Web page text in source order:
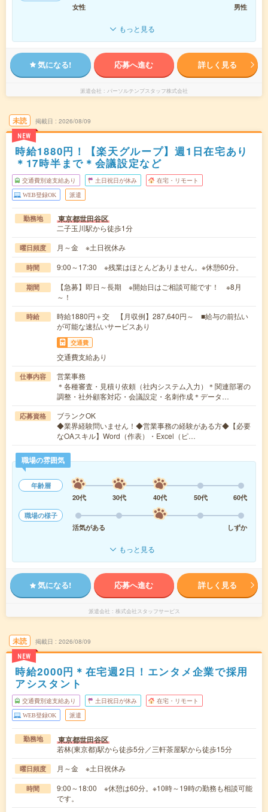
女性
男性
もっと見る
気になる! 応募へ進む 詳しく見る
派遣会社 パーソルテンプスタッフ株式会社
未読
NEW
掲載日 2026/08/09
時給1880円！【楽天グループ】週1日在宅あり
＊17時半まで＊会議設定など
交通費別途支給あり 土日祝日が休み 在宅・リモート
WEB登録OK 派遣
勤務地 東京都世田谷区
二子玉川駅から徒歩1分
曜日頻度 月～金 ※土日祝休み
時間 9:00～17:30 ※残業はほとんどありません。※休憩60分。
期間
【急募】即日～長期 ※開始日はご相談可能です！ ※8月
～！
時給
時給1880円＋交 【月収例】287,640円～ ■給与の前払い
が可能な速払いサービスあり
交通費
交通費支給あり
仕事内容
営業事務
＊各種審査・見積り依頼（社内システム入力）＊関連部署の
調整・社外顧客対応・会議設定・名刺作成＊データ…
応募資格
ブランクOK
◆業界経験問いません！◆営業事務の経験がある方◆【必要
なOAスキル】Word（作表）・Excel（ピ…
職場の雰囲気
年齢層
20代
30代 40代 50代
60代
職場の様子
活気がある
しずか
もっと見る
気になる! 応募へ進む 詳しく見る
派遣会社 株式会社スタッフサービス
未読
NEW
掲載日 2026/08/09
時給2000円＊在宅週2日！エンタメ企業で採用
アシスタント
交通費別途支給あり 土日祝日が休み 在宅・リモート
WEB登録OK 派遣
勤務地 東京都世田谷区
若林(東京都)駅から徒歩5分／三軒茶屋駅から徒歩15分
曜日頻度 月～金 ※土日祝休み
時間
9:00～18:00 ※休憩は60分。※10時～19時の勤務も相談可能
です。